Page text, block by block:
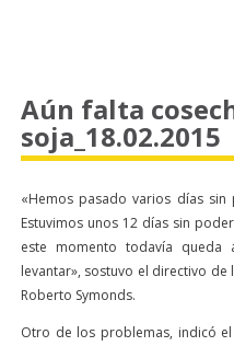
Aún falta
soja_18.02.2015
«Hemos pasado varios días
Estuvimos unos 12 días sin
este momento todavía
levantar», sostuvo el directivo de
Roberto Symonds.
Otro de los problemas, indicó